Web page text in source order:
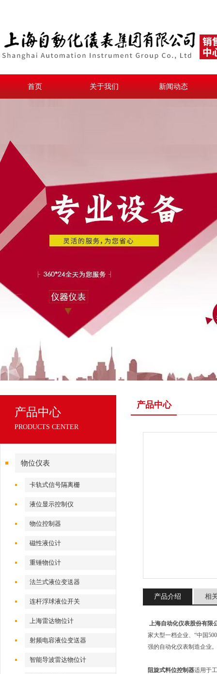
首页 关于我们 新闻动态
产品中心
PRODUCTS CENTER
物位仪表
卡轨式信号隔离栅
液位显示控制仪
物位控制器
磁性液位计
重锤物位计
法兰式液位变送器
连杆浮球液位开关
上海雷达物位计
射频电容液位变送器
智能导波雷达物位计
产品中心
产品介绍 相
上海自动化仪表股份有限
家大型一档企业、“中国
强的自动化仪表制造企业。
阻旋式料位控制器适用于